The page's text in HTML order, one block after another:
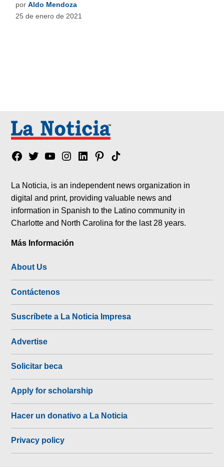
por Aldo Mendoza
25 de enero de 2021
Facebook
TwitterYouTubeInstagram
LinkedinPinterest
Tik
La Noticia, is an independent news organization in
digital and print, providing valuable news and
information in Spanish to the Latino community in
Charlotte and North Carolina for the last 28 years.
Más Información
About Us
Contáctenos
Suscríbete a La Noticia Impresa
Advertise
Solicitar beca
Apply for scholarship
Hacer un donativo a La Noticia
Privacy policy